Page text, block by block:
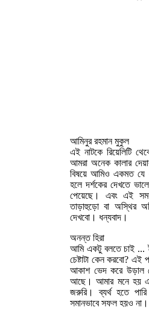
আমিনুর রহমান মুকুল
এই নাটকে রিয়েলিটি
আমরা অনেক কালার
বিষয়ে আমিও একমত যে
হলে দর্শকের দেখতে
পেয়েছে। এবং এই
তাড়াহুড়ো বা অস্থির
দেখবো। ধন্যবাদ।
অনন্ত হিরা
আমি একটু বলতে চাই ...
চেষ্টাটা কেন করবো? এই
আকাশ ভেদ করে উড়াল
আছে। আমার মনে হয় এই
জরুরি। ব্যর্থ হতে
সমানভাবে সফল হয়ও না।